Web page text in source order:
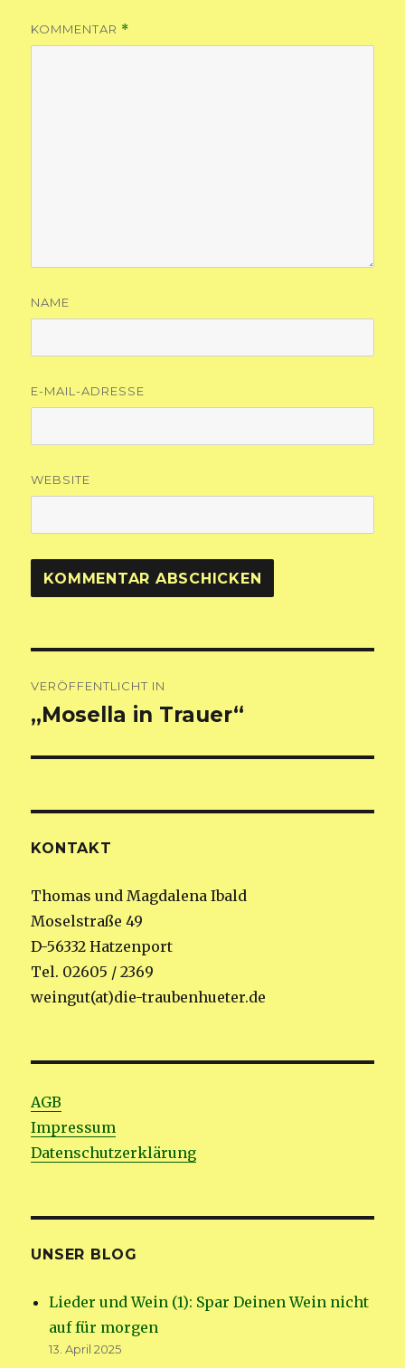
KOMMENTAR *
NAME
E-MAIL-ADRESSE
WEBSITE
VERÖFFENTLICHT IN
„Mosella in Trauer“
KONTAKT
Thomas und Magdalena Ibald
Moselstraße 49
D-56332 Hatzenport
Tel. 02605 / 2369
weingut(at)die-traubenhueter.de
AGB
Impressum
Datenschutzerklärung
UNSER BLOG
Lieder und Wein (1): Spar Deinen Wein nicht
auf für morgen
13. April 2025